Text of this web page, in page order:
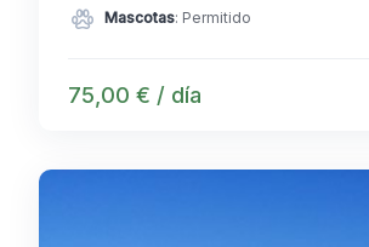
Mascotas: Permitido
75,00 € / día